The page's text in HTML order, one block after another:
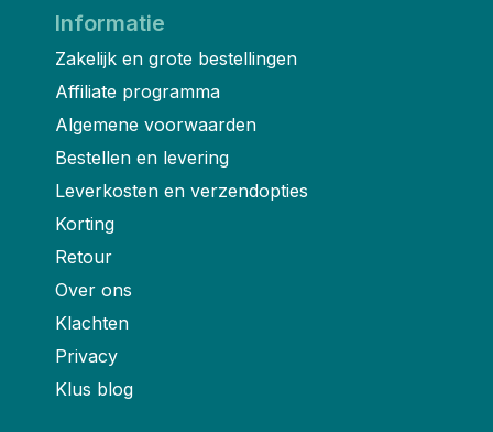
Informatie
Zakelijk en grote bestellingen
Affiliate programma
Algemene voorwaarden
Bestellen en levering
Leverkosten en verzendopties
Korting
Retour
Over ons
Klachten
Privacy
Klus blog